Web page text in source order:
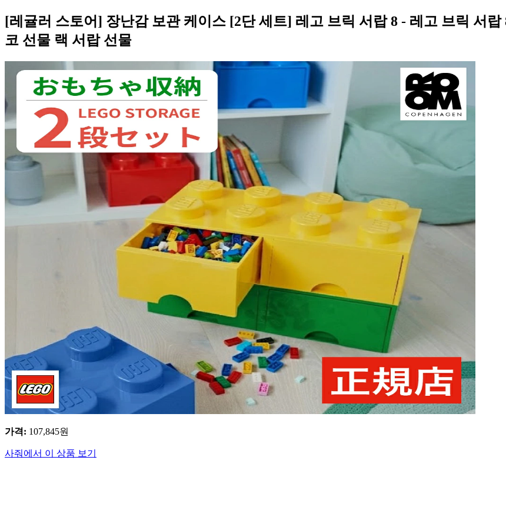
[레귤러 스토어] 장난감 보관 케이스 [2단 세트] 레고 브릭 서랍 8 - 레고 브릭 서
코 선물 랙 서랍 선물
가격: 107,845원
사줘에서 이 상품 보기